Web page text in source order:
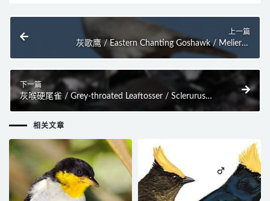
上一篇
灰歌鹰 / Eastern Chanting Goshawk / Melierax
poliopterus
下一篇
灰喉硬尾雀 / Grey-throated Leaftosser / Sclerurus
相关文章